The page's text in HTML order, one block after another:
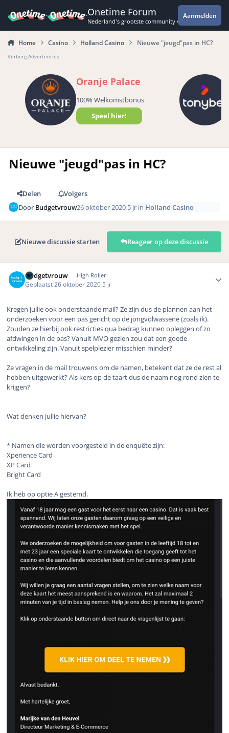
Onetime Forum
Nederland's grootste community voor de
Aanmelden
Home Casino Holland Casino Nieuwe "jeugd"pas in HC?
Verberg Advertenties
Oranje Palace
100% Welkomstbonus
Speel hier!
Nieuwe "jeugd"pas in HC?
Delen
Volgers
DoorBudgetvrouw26 oktober 2020 5 jr in Holland Casino
Nieuwe discussie starten Reageer op deze discussie
Budgetvrouw High Roller
Geplaatst 26 oktober 2020 5 jr
Kregen jullie ook onderstaande mail? Ze zijn dus de plannen aan het
onderzoeken voor een pas gericht op de jongvolwassene (zoals ik).
Zouden ze hierbij ook restricties qua bedrag kunnen opleggen of zo
afdwingen in de pas? Vanuit MVO gezien zou dat een goede
ontwikkeling zijn. Vanuit spelplezier misschien minder?
Ze vragen in de mail trouwens om de namen, betekent dat ze de rest al
hebben uitgewerkt? Als kers op de taart dus de naam nog rond zien te
krijgen?
Wat denken jullie hiervan?
* Namen die worden voorgesteld in de enquête zijn:
Xperience Card
XP Card
Bright Card
Ik heb op optie A gestemd.